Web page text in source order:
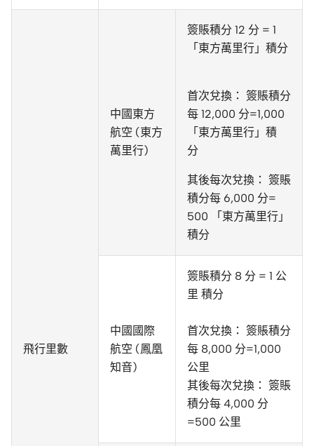
飛行里數
中國東方
航空 (東方
萬里行)
簽賬積分 12 分 = 1
「東方萬里行」積分
首次兌換： 簽賬積分
每 12,000 分=1,000
「東方萬里行」積
分
其後每次兌換： 簽賬
積分每 6,000 分=
500 「東方萬里行」
積分
中國國際
航空 (鳳凰
知音)
簽賬積分 8 分 = 1 公
里 積分
首次兌換： 簽賬積分
每 8,000 分=1,000
公里
其後每次兌換： 簽賬
積分每 4,000 分
=500 公里